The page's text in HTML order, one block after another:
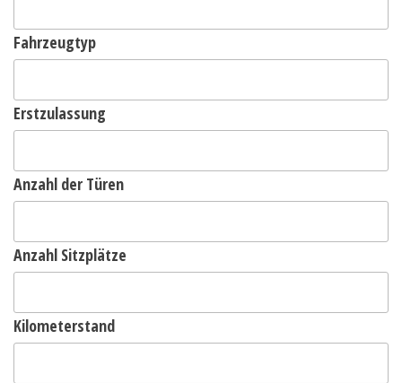
Fahrzeugtyp
Erstzulassung
Anzahl der Türen
Anzahl Sitzplätze
Kilometerstand